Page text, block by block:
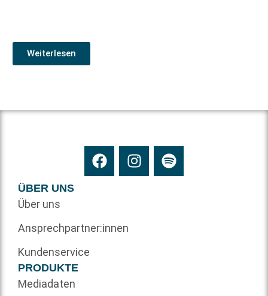
Weiterlesen
ÜBER UNS
Über uns
Ansprechpartner:innen
Kundenservice
PRODUKTE
Mediadaten